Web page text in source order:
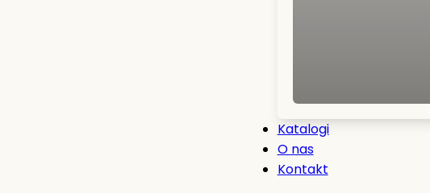
Katalogi
O nas
Kontakt